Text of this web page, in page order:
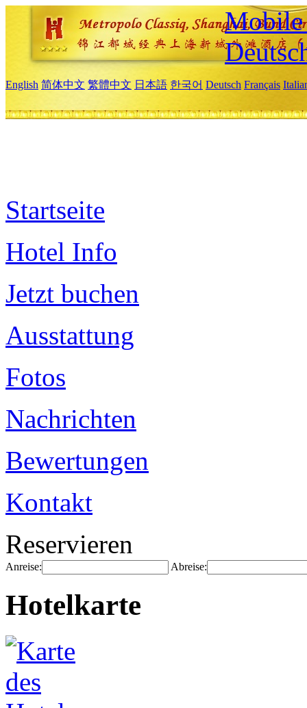
Mobile
English 简体中文 繁體中文 日本語 한국어 Deutsch Français
Startseite
Hotel Info
Jetzt buchen
Ausstattung
Fotos
Nachrichten
Bewertungen
Kontakt
Reservieren
Anreise: Abreise:
Hotelkarte